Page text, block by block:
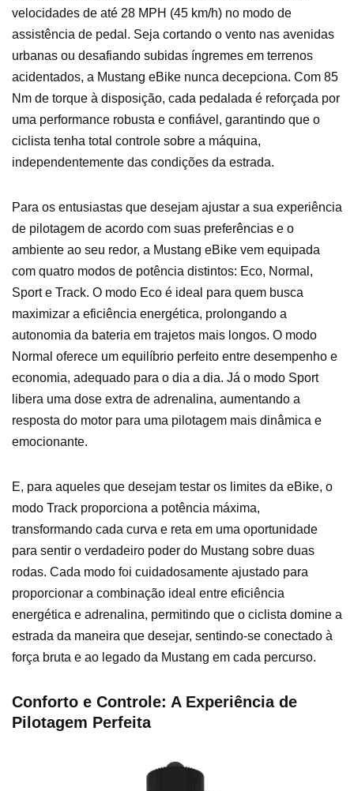
velocidades de até 28 MPH (45 km/h) no modo de
assistência de pedal. Seja cortando o vento nas avenidas
urbanas ou desafiando subidas íngremes em terrenos
acidentados, a Mustang eBike nunca decepciona. Com 85
Nm de torque à disposição, cada pedalada é reforçada por
uma performance robusta e confiável, garantindo que o
ciclista tenha total controle sobre a máquina,
independentemente das condições da estrada.
Para os entusiastas que desejam ajustar a sua experiência
de pilotagem de acordo com suas preferências e o
ambiente ao seu redor, a Mustang eBike vem equipada
com quatro modos de potência distintos: Eco, Normal,
Sport e Track. O modo Eco é ideal para quem busca
maximizar a eficiência energética, prolongando a
autonomia da bateria em trajetos mais longos. O modo
Normal oferece um equilíbrio perfeito entre desempenho e
economia, adequado para o dia a dia. Já o modo Sport
libera uma dose extra de adrenalina, aumentando a
resposta do motor para uma pilotagem mais dinâmica e
emocionante.
E, para aqueles que desejam testar os limites da eBike, o
modo Track proporciona a potência máxima,
transformando cada curva e reta em uma oportunidade
para sentir o verdadeiro poder do Mustang sobre duas
rodas. Cada modo foi cuidadosamente ajustado para
proporcionar a combinação ideal entre eficiência
energética e adrenalina, permitindo que o ciclista domine a
estrada da maneira que desejar, sentindo-se conectado à
força bruta e ao legado da Mustang em cada percurso.
Conforto e Controle: A Experiência de
Pilotagem Perfeita